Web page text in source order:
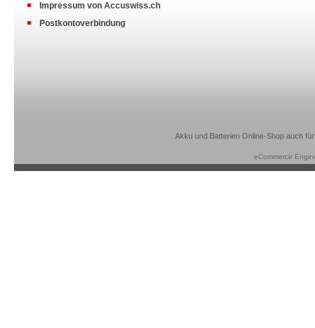
Impressum von Accuswiss.ch
Postkontoverbindung
Akku und Batterien Online-Shop auch
eCommerce